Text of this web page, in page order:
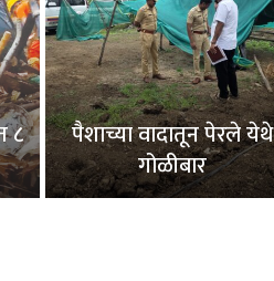
८
पैशाच्या वादातून पेरले येथे
गोळीबार